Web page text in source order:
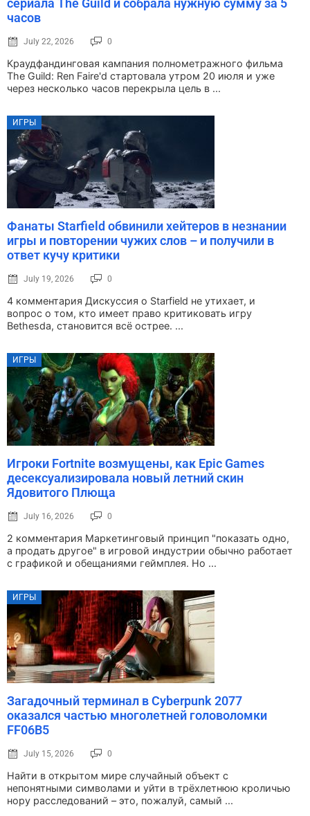
сериала The Guild и собрала нужную сумму за 5
часов
July 22, 2026 0
Краудфандинговая кампания полнометражного фильма
The Guild: Ren Faire'd стартовала утром 20 июля и уже
через несколько часов перекрыла цель в ...
ИГРЫ
Фанаты Starfield обвинили хейтеров в незнании
игры и повторении чужих слов – и получили в
ответ кучу критики
July 19, 2026 0
4 комментария Дискуссия о Starfield не утихает, и
вопрос о том, кто имеет право критиковать игру
Bethesda, становится всё острее. ...
ИГРЫ
Игроки Fortnite возмущены, как Epic Games
десексуализировала новый летний скин
Ядовитого Плюща
July 16, 2026 0
2 комментария Маркетинговый принцип "показать одно,
а продать другое" в игровой индустрии обычно работает
с графикой и обещаниями геймплея. Но ...
ИГРЫ
Загадочный терминал в Cyberpunk 2077
оказался частью многолетней головоломки
FF06B5
July 15, 2026 0
Найти в открытом мире случайный объект с
непонятными символами и уйти в трёхлетнюю кроличью
нору расследований – это, пожалуй, самый ...